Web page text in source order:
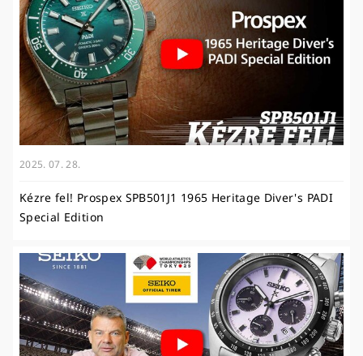
2025. 07. 28.
Kézre fel! Prospex SPB501J1 1965 Heritage Diver's PADI
Special Edition